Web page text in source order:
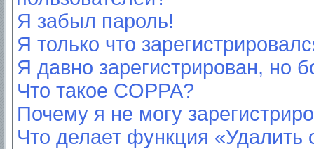
Я забыл пароль!
Я только что
Я давно зарегистрирован, но
Что такое COPPA?
Почему я не могу
Что делает функция